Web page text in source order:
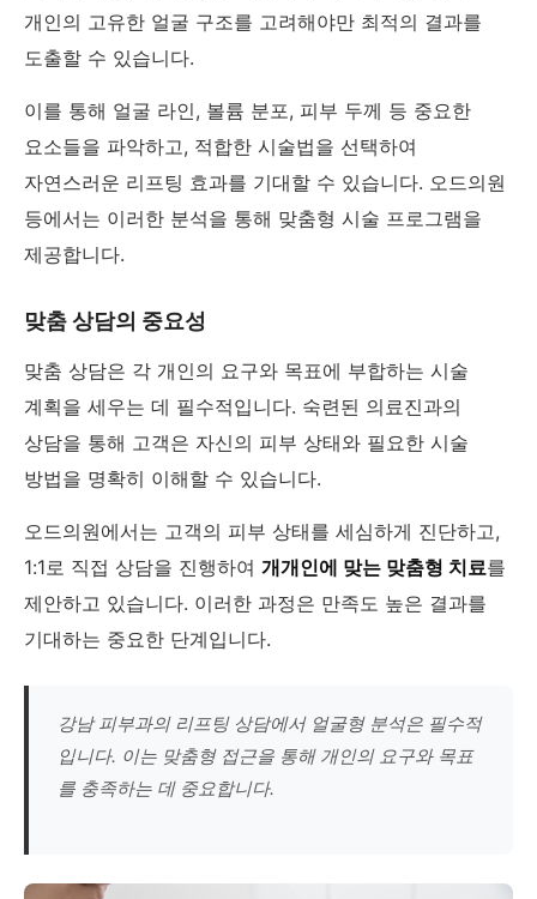
개인의 고유한 얼굴 구조를 고려해야만 최적의 결과를
도출할 수 있습니다.
이를 통해 얼굴 라인, 볼륨 분포, 피부 두께 등 중요한
요소들을 파악하고, 적합한 시술법을 선택하여
자연스러운 리프팅 효과를 기대할 수 있습니다. 오드의원
등에서는 이러한 분석을 통해 맞춤형 시술 프로그램을
제공합니다.
맞춤 상담의 중요성
맞춤 상담은 각 개인의 요구와 목표에 부합하는 시술
계획을 세우는 데 필수적입니다. 숙련된 의료진과의
상담을 통해 고객은 자신의 피부 상태와 필요한 시술
방법을 명확히 이해할 수 있습니다.
오드의원에서는 고객의 피부 상태를 세심하게 진단하고,
1:1로 직접 상담을 진행하여 개개인에 맞는 맞춤형 치료를
제안하고 있습니다. 이러한 과정은 만족도 높은 결과를
기대하는 중요한 단계입니다.
강남 피부과의 리프팅 상담에서 얼굴형 분석은 필수적
입니다. 이는 맞춤형 접근을 통해 개인의 요구와 목표
를 충족하는 데 중요합니다.